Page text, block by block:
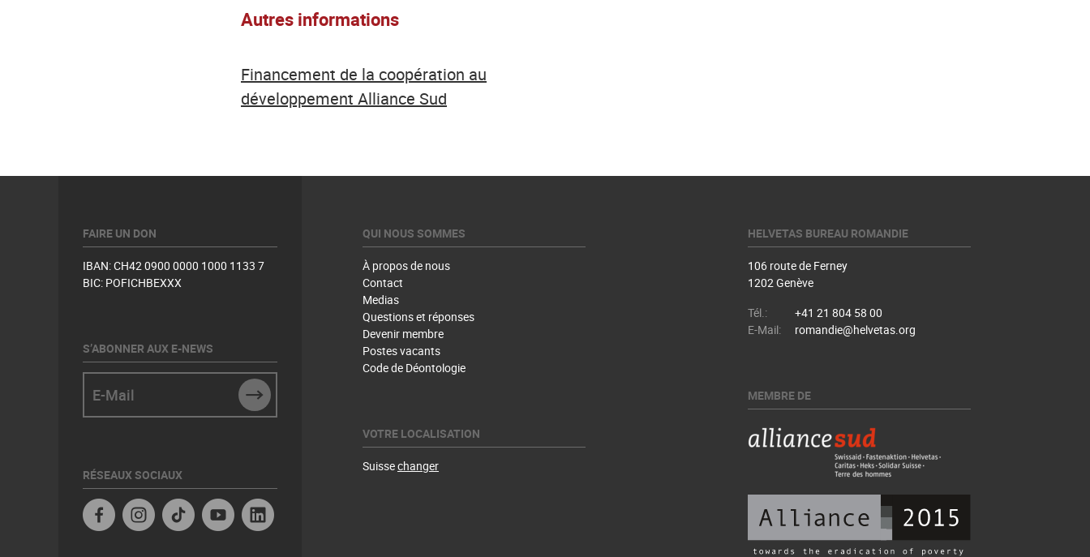
Autres informations
Financement de la coopération au
développement Alliance Sud
FAIRE UN DON
IBAN: CH42 0900 0000 1000 1133 7
BIC: POFICHBEXXX
S’ABONNER AUX E-NEWS
SUBMIT
RÉSEAUX SOCIAUX
FacebookInstagramTikTok YouTube
QUI NOUS SOMMES
À propos de nous
Contact
Medias
Questions et réponses
Devenir membre
Postes vacants
Code de Déontologie
VOTRE LOCALISATION
Suissechanger
HELVETAS BUREAU ROMANDIE
106 route de Ferney
1202 Genève
Tél.:
+41 21 804 58 00
E-Mail:
romandie@helvetas.org
MEMBRE DE